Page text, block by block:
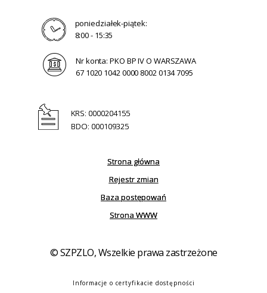
poniedziałek-piątek:
8:00 - 15:35
Nr konta: PKO BP IV O WARSZAWA
67 1020 1042 0000 8002 0134 7095
KRS: 0000204155
BDO: 000109325
Strona główna
Rejestr zmian
Baza postępowań
Strona WWW
© SZPZLO, Wszelkie prawa zastrzeżone
Informacje o certyfikacie dostępności